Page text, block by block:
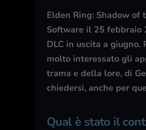
Elden Ring: Shadow of
Software il 25 febbraio
DLC in uscita a
molto interessato gli
trama e della lore, di
chiedersi, anche per
Qual è stato il